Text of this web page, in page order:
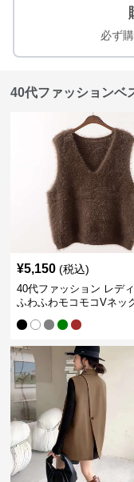
必ず
40代ファッションベ
¥5,150 (税込)
40代ファッション レデ
ふわふわモコモコVネッ